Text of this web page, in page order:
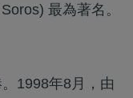
最為著名。
1998年8月，由